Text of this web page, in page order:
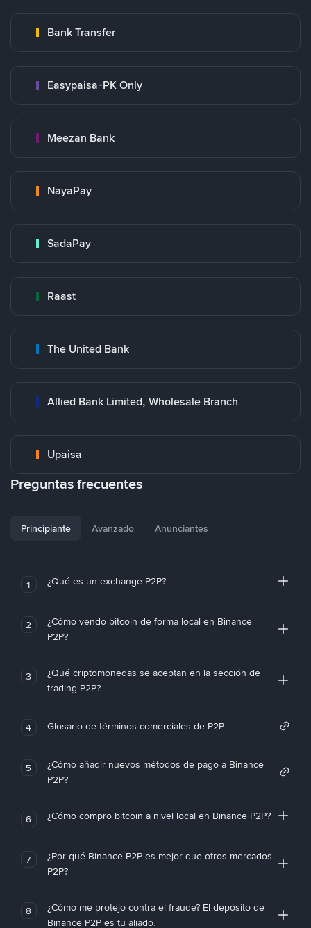
Bank Transfer
Easypaisa-PK Only
Meezan Bank
NayaPay
SadaPay
Raast
The United Bank
Allied Bank Limited, Wholesale Branch
Upaisa
Preguntas frecuentes
Principiante Avanzado Anunciantes
1 ¿Qué es un exchange P2P?
2
¿Cómo vendo bitcoin de forma local en Binance
P2P?
3
¿Qué criptomonedas se aceptan en la sección de
trading P2P?
4 Glosario de términos comerciales de P2P
5
¿Cómo añadir nuevos métodos de pago a Binance
P2P?
6 ¿Cómo compro bitcoin a nivel local en Binance P2P?
7
¿Por qué Binance P2P es mejor que otros mercados
P2P?
8
¿Cómo me protejo contra el fraude? El depósito de
Binance P2P es tu aliado.